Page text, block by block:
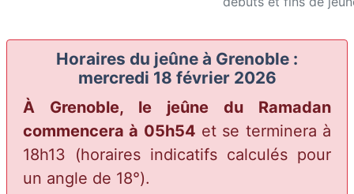
Horaires du jeûne à Grenoble :
mercredi 18 février 2026
À Grenoble, le jeûne du Ramadan
commencera à 05h54 et se terminera à
18h13 (horaires indicatifs calculés pour
un angle de 18°).